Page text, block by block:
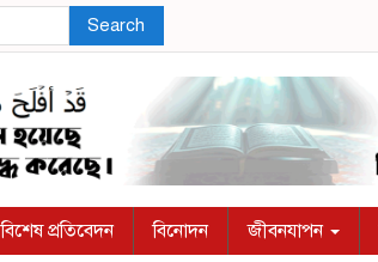
Search
বিশেষ প্রতিবেদন বিনোদন জীবনযাপন